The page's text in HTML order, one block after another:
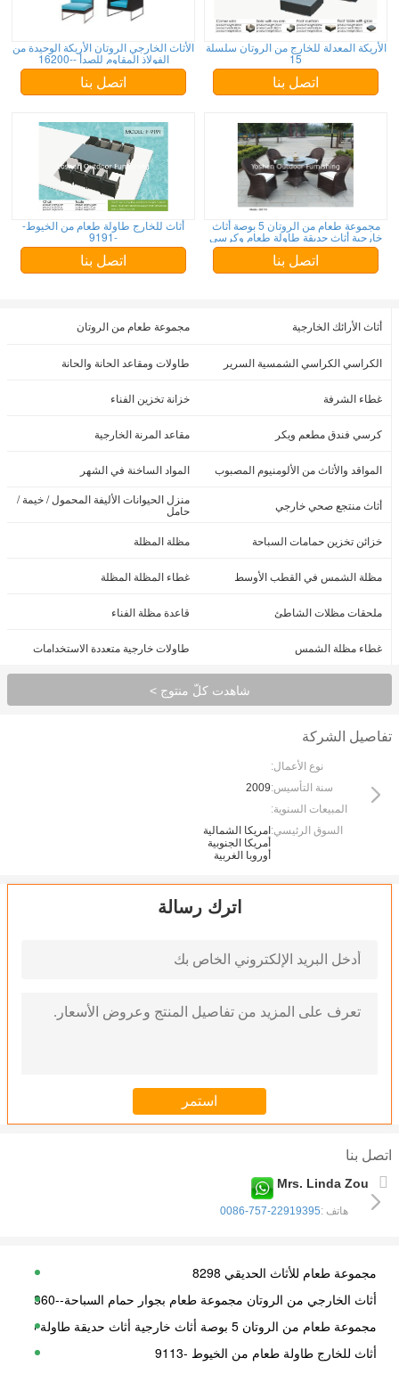
الأثاث الخارجي الروتان الأريكة الوحيدة من
الفولاذ المقاوم للصدأ --16200
اتصل بنا
الأريكة المعدلة للخارج من الروتان سلسلة
15
اتصل بنا
أثاث للخارج طاولة طعام من الخيوط-
-9191
اتصل بنا
مجموعة طعام من الروتان 5 بوصة أثاث
خارجية أثاث حديقة طاولة طعام وكرسي
اتصل بنا
أثاث الأرائك الخارجية مجموعة طعام من الروتان
الكراسي الكراسي الشمسية السرير طاولات ومقاعد الحانة والحانة
غطاء الشرفة خزانة تخزين الفناء
كرسي فندق مطعم ويكر مقاعد المرنة الخارجية
المواقد والأثاث من الألومنيوم المصبوب المواد الساخنة في الشهر
أثاث منتجع صحي خارجي منزل الحيوانات الأليفة المحمول / خيمة /
حامل
خزائن تخزين حمامات السباحة
مظلة المظلة
مظلة الشمس في القطب الأوسط غطاء المظلة المظلة
ملحقات مظلات الشاطئ قاعدة مظلة الفناء
غطاء مظلة الشمس طاولات خارجية متعددة الاستخدامات
شاهدت كلّ منتوج >
تفاصيل الشركة
نوع الأعمال:
سنة التأسيس:2009
المبيعات السنوية:
السوق الرئيسي: امريكا الشمالية
أمريكا الجنوبية
أوروبا الغربية
اترك رسالة
اتصل بنا
هاتف :0086-757-22919395
مجموعة طعام للأثاث الحديقي 8298
أثاث الخارجي من الروتان مجموعة طعام بجوار حمام السباحة--8360
مجموعة طعام من الروتان 5 بوصة أثاث خارجية أثاث حديقة طاولة طعام وكرسي
أثاث للخارج طاولة طعام من الخيوط -9113